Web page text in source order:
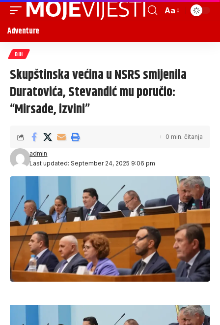
Aa
Adventure
BIH
Skupštinska većina u NSRS smijenila
Duratovića, Stevandić mu poručio:
“Mirsade, izvini”
Last updated: September 24, 2025 9:06 pm
admin
0 min. čitanja